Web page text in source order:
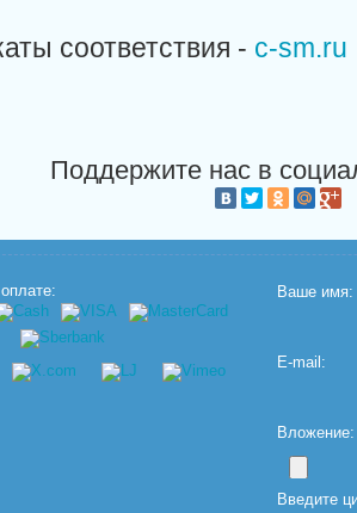
соответствия - c-sm.ru
Поддержите нас в
Ваше имя:
E-mail:
Введите